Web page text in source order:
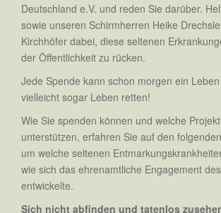
Deutschland e.V. und reden Sie darüber.
sowie unseren Schirmherren Heike
Kirchhöfer dabei, diese seltenen
der Öffentlichkeit zu rücken.
Jede Spende kann schon morgen ein
vielleicht sogar Leben retten!
Wie Sie spenden können und welche
unterstützen, erfahren Sie auf den
um welche seltenen
wie sich das ehrenamtliche Engagement
entwickelte.
Sich nicht abfinden und tatenlos